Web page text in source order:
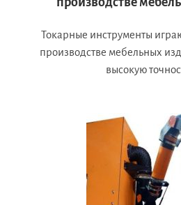
Токарные инструменты
производстве мебельных
высокую